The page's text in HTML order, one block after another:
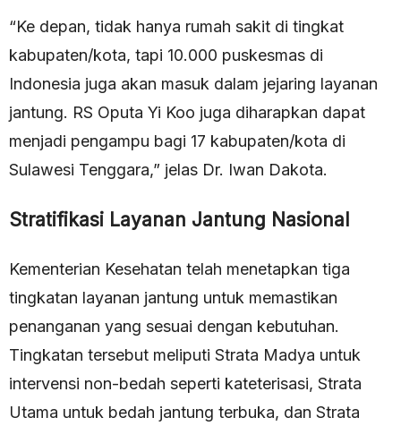
“Ke depan, tidak hanya rumah sakit di tingkat
kabupaten/kota, tapi 10.000 puskesmas di
Indonesia juga akan masuk dalam jejaring layanan
jantung. RS Oputa Yi Koo juga diharapkan dapat
menjadi pengampu bagi 17 kabupaten/kota di
Sulawesi Tenggara,” jelas Dr. Iwan Dakota.
Stratifikasi Layanan Jantung Nasional
Kementerian Kesehatan telah menetapkan tiga
tingkatan layanan jantung untuk memastikan
penanganan yang sesuai dengan kebutuhan.
Tingkatan tersebut meliputi Strata Madya untuk
intervensi non-bedah seperti kateterisasi, Strata
Utama untuk bedah jantung terbuka, dan Strata